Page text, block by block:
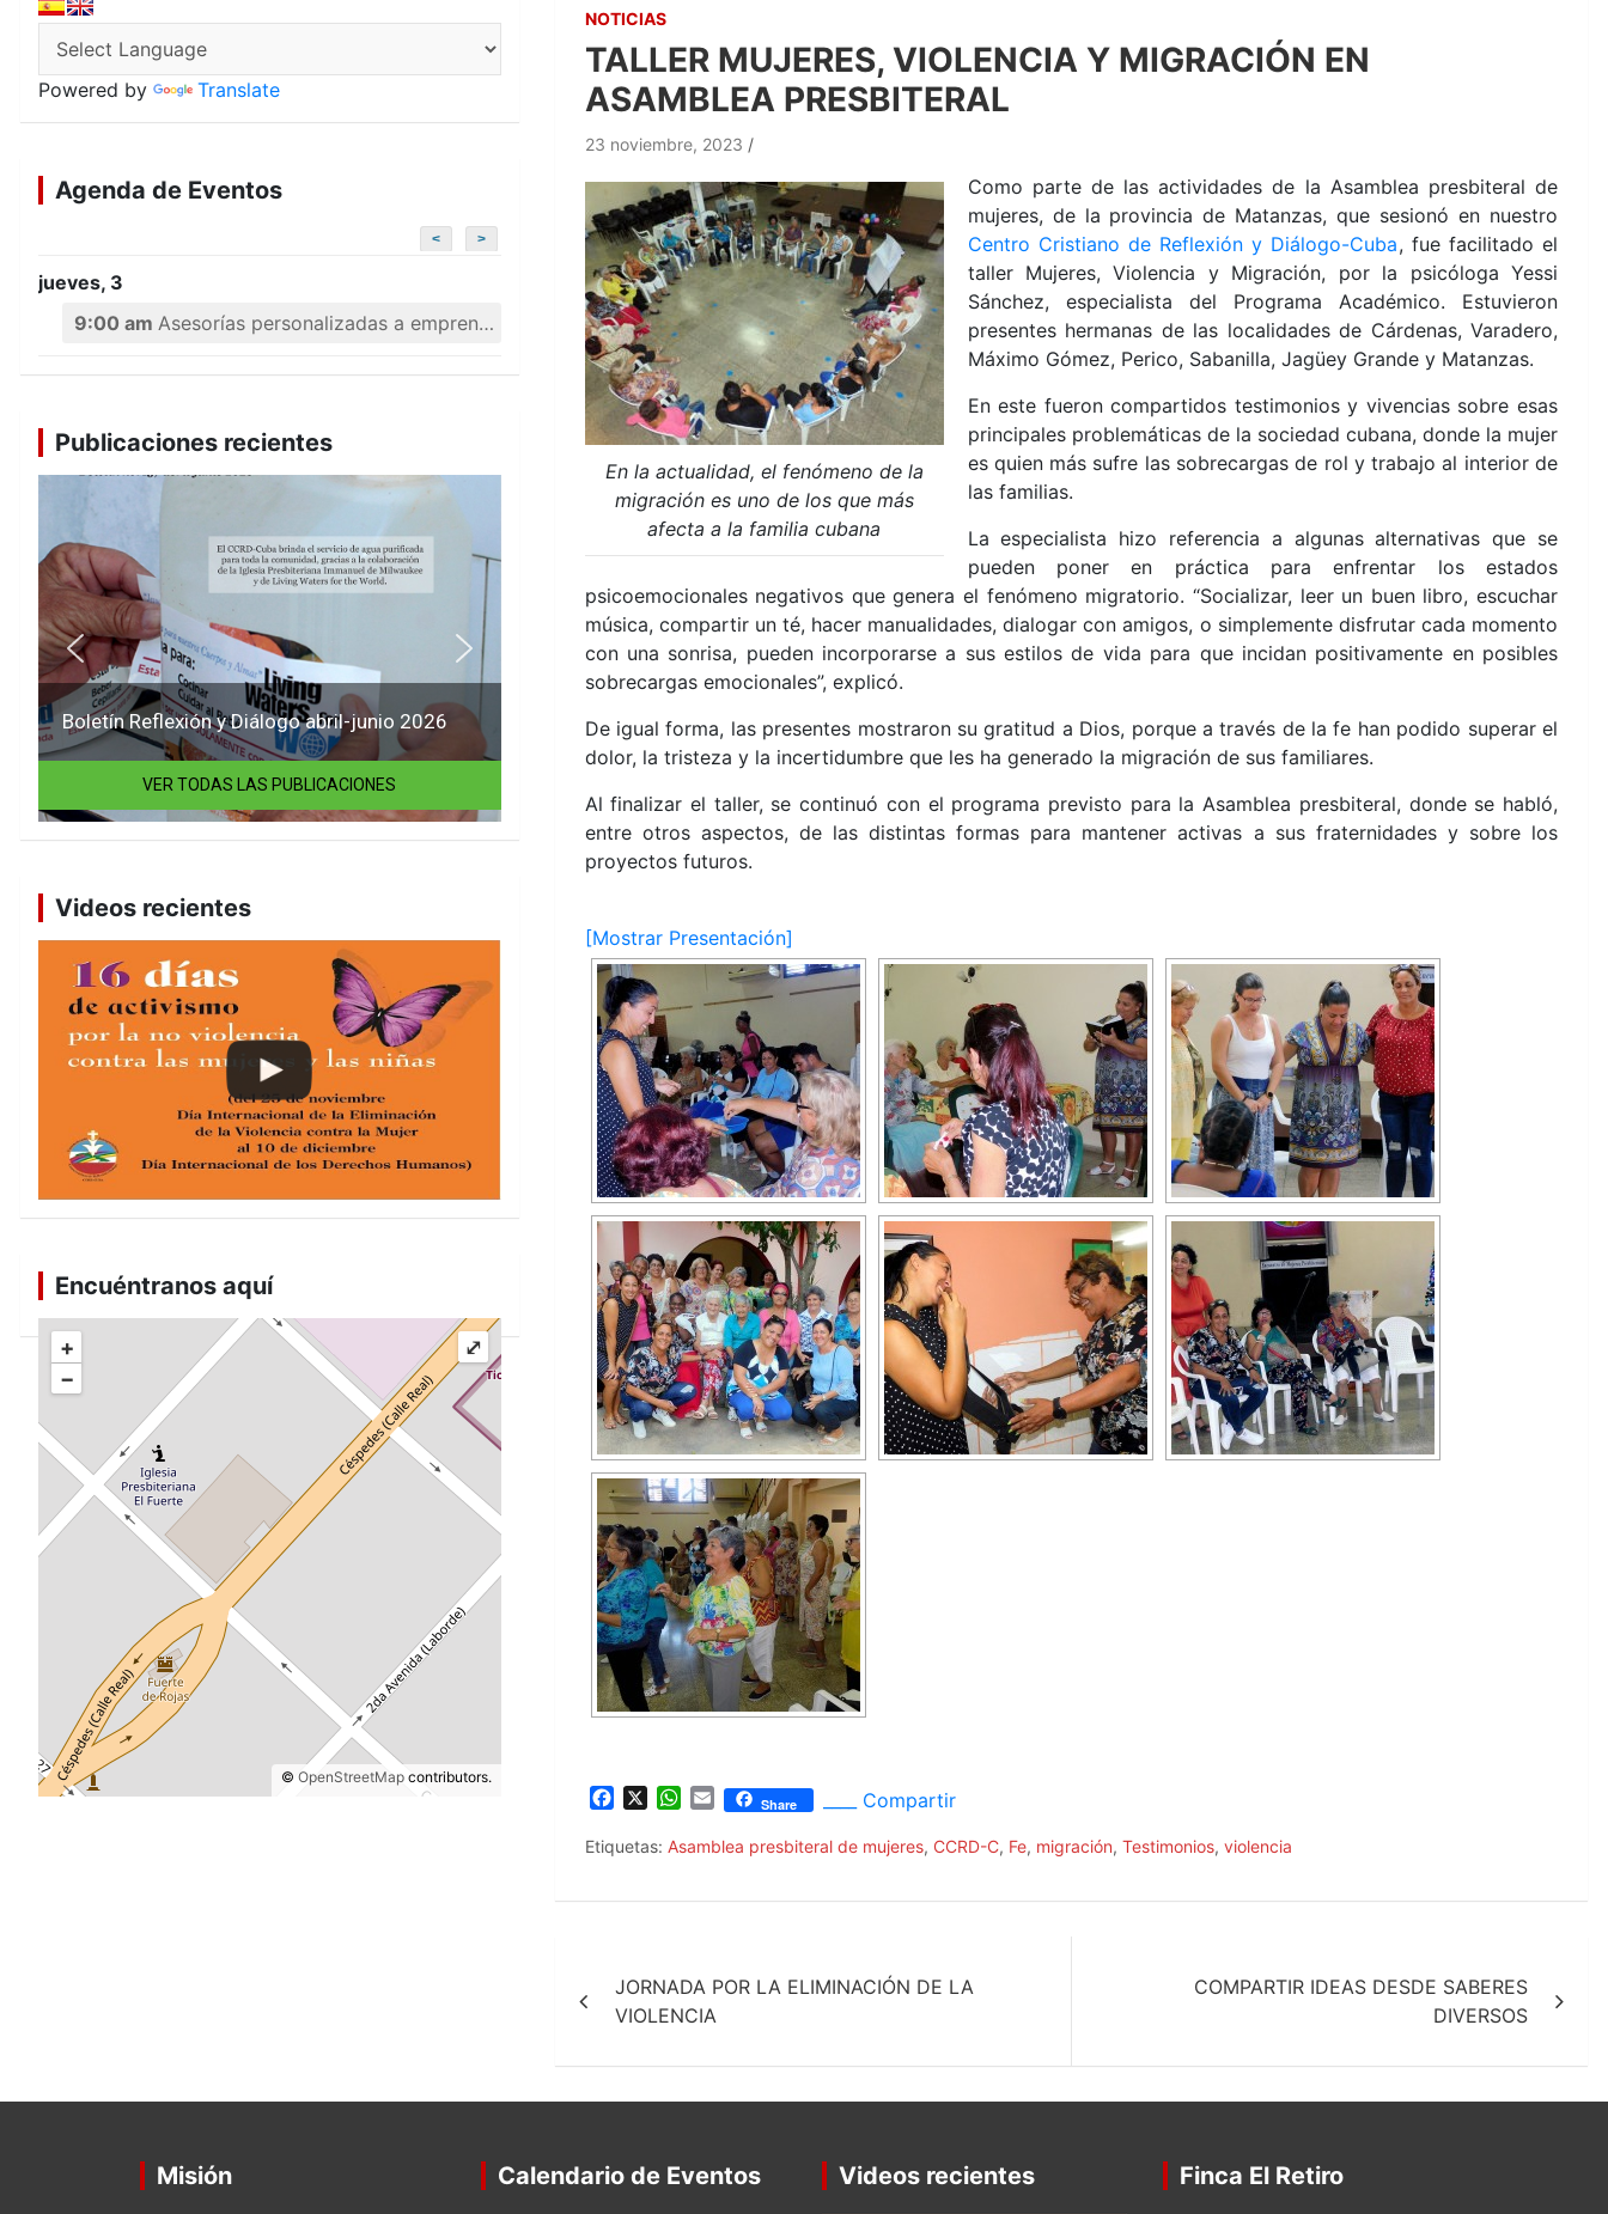
NOTICIAS
TALLER MUJERES, VIOLENCIA Y MIGRACIÓN EN
ASAMBLEA PRESBITERAL
23 noviembre, 2023
En la actualidad, el fenómeno de la
migración es uno de los que más
afecta a la familia cubana
Como parte de las actividades de la Asamblea presbiteral de
mujeres, de la provincia de Matanzas, que sesionó en nuestro
Centro Cristiano de Reflexión y Diálogo-Cuba, fue facilitado el
taller Mujeres, Violencia y Migración, por la psicóloga Yessi
Sánchez, especialista del Programa Académico. Estuvieron
presentes hermanas de las localidades de Cárdenas, Varadero,
Máximo Gómez, Perico, Sabanilla, Jagüey Grande y Matanzas.
En este fueron compartidos testimonios y vivencias sobre esas
principales problemáticas de la sociedad cubana, donde la mujer
es quien más sufre las sobrecargas de rol y trabajo al interior de
las familias.
La especialista hizo referencia a algunas alternativas que se
pueden poner en práctica para enfrentar los estados
psicoemocionales negativos que genera el fenómeno migratorio. “Socializar, leer un buen libro, escuchar
música, compartir un té, hacer manualidades, dialogar con amigos, o simplemente disfrutar cada momento
con una sonrisa, pueden incorporarse a sus estilos de vida para que incidan positivamente en posibles
sobrecargas emocionales”, explicó.
De igual forma, las presentes mostraron su gratitud a Dios, porque a través de la fe han podido superar el
dolor, la tristeza y la incertidumbre que les ha generado la migración de sus familiares.
Al finalizar el taller, se continuó con el programa previsto para la Asamblea presbiteral, donde se habló,
entre otros aspectos, de las distintas formas para mantener activas a sus fraternidades y sobre los
proyectos futuros.
[Mostrar Presentación]
c
W
a
E
a
Share ____ Compartir
Etiquetas: Asamblea presbiteral de mujeres, CCRD-C, Fe, migración, Testimonios, violencia
de
JORNADA POR LA ELIMINACIÓN DE LA
VIOLENCIA
COMPARTIR IDEAS DESDE SABERES
DIVERSOS
Powered by Translate
Agenda de Eventos
< >
jueves, 3
9:00 am Asesorías personalizadas a emprendedores
Publicaciones recientes
Boletín Reflexión y Diálogo abril-junio 2026
VER TODAS LAS PUBLICACIONES
Videos recientes
Encuéntranos aquí
+
−
© OpenStreetMapcontributors.
⤢
Misión Calendario de Eventos Videos recientes Finca El Retiro